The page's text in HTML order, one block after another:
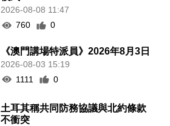
2026-08-08 11:47
760
0
《澳門講場特派員》2026年8月3日
2026-08-03 15:19
1111
0
土耳其稱共同防務協議與北約條款
不衝突